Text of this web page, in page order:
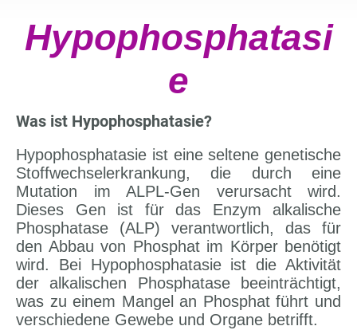
Hypophosphatasi
e
Was ist Hypophosphatasie?
Hypophosphatasie ist eine seltene genetische
Stoffwechselerkrankung, die durch eine
Mutation im ALPL-Gen verursacht wird.
Dieses Gen ist für das Enzym alkalische
Phosphatase (ALP) verantwortlich, das für
den Abbau von Phosphat im Körper benötigt
wird. Bei Hypophosphatasie ist die Aktivität
der alkalischen Phosphatase beeinträchtigt,
was zu einem Mangel an Phosphat führt und
verschiedene Gewebe und Organe betrifft.